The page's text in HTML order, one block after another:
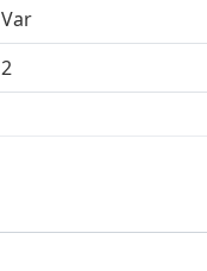
Var
2